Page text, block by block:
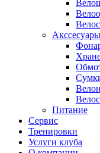
Акссесуары
Питание
Сервис
Тренировки
Услуги клуба